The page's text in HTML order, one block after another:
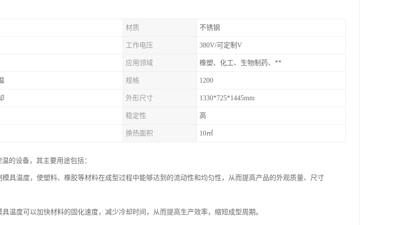
材质 不锈钢
工作电压 380V/可定制V
应用领域 橡塑、化工、生物制药、**
规格 1200
外形尺寸 1330*725*1445mm
稳定性 高
换热面积 10㎡
的设备，其主要用途包括：
模具温度，使塑料、橡胶等材料在成型过程中能够达到的流动性和均匀性，从而提高产品的外观质量、尺寸
温度可以加快材料的固化速度，减少冷却时间，从而提高生产效率，缩短成型周期。